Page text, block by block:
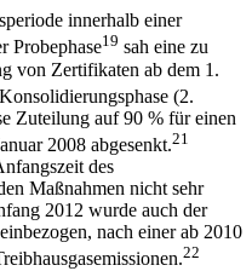
innerhalb einer
Probephase19 sah eine zu
von Zertifikaten ab dem 1.
(2.
Zuteilung auf 90 % für einen
2008 abgesenkt.21
des
Maßnahmen nicht sehr
2012 wurde auch der
nach einer ab 2010
22